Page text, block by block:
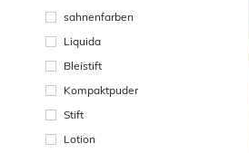
sahnenfarben
Liquida
Bleistift
Kompaktpuder
Stift
Lotion